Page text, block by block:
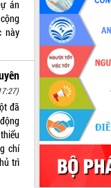
án
này
đã
chí
trì